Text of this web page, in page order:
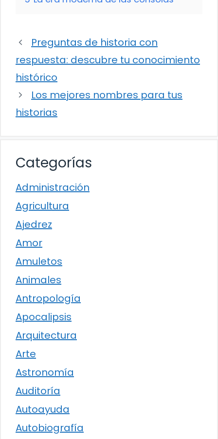
Preguntas de historia con
respuesta: descubre tu conocimiento
histórico
Los mejores nombres para tus
historias
Categorías
Administración
Agricultura
Ajedrez
Amor
Amuletos
Animales
Antropología
Apocalipsis
Arquitectura
Arte
Astronomía
Auditoría
Autoayuda
Autobiografía